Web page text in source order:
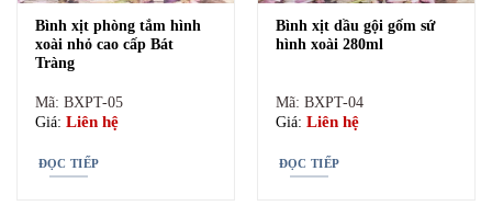
địa chỉ bán bình xịt dầu gội sữa tắm gốm sứ bát tràng giá rẻ địa chỉ
Bình xịt phòng tắm hình
xoài nhỏ cao cấp Bát
Tràng
Mã: BXPT-05
Giá:Liên hệ
ĐỌC TIẾP
Bình xịt dầu gội gốm sứ
hình xoài 280ml
Mã: BXPT-04
Giá:Liên hệ
ĐỌC TIẾP